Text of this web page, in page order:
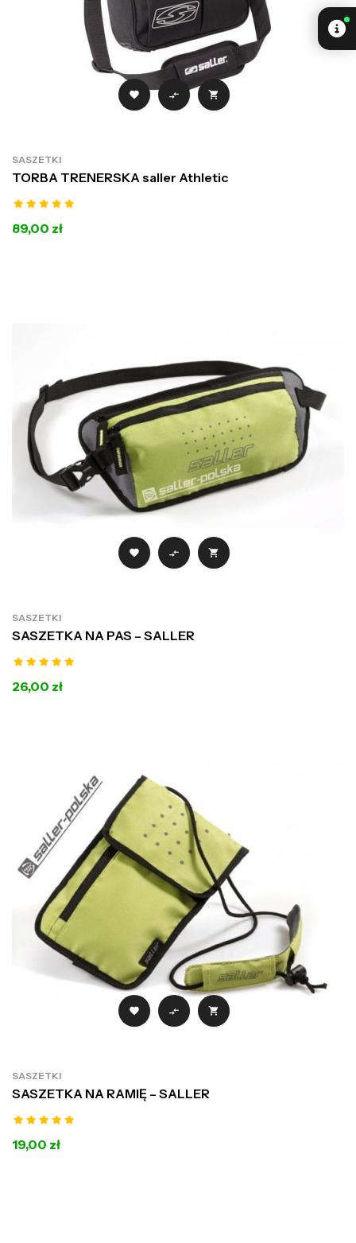
  
SASZETKI
TORBA TRENERSKA saller Athletic
89,00 zł
  
SASZETKI
SASZETKA NA PAS – SALLER
26,00 zł
  
SASZETKI
SASZETKA NA RAMIĘ – SALLER
19,00 zł